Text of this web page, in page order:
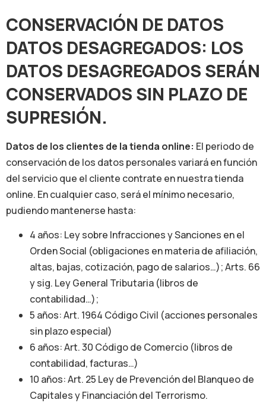
CONSERVACIÓN DE DATOS
DATOS DESAGREGADOS: LOS
DATOS DESAGREGADOS SERÁN
CONSERVADOS SIN PLAZO DE
SUPRESIÓN.
Datos de los clientes de la tienda online: El periodo de
conservación de los datos personales variará en función
del servicio que el cliente contrate en nuestra tienda
online. En cualquier caso, será el mínimo necesario,
pudiendo mantenerse hasta:
4 años: Ley sobre Infracciones y Sanciones en el
Orden Social (obligaciones en materia de afiliación,
altas, bajas, cotización, pago de salarios…); Arts. 66
y sig. Ley General Tributaria (libros de
contabilidad…);
5 años: Art. 1964 Código Civil (acciones personales
sin plazo especial)
6 años: Art. 30 Código de Comercio (libros de
contabilidad, facturas…)
10 años: Art. 25 Ley de Prevención del Blanqueo de
Capitales y Financiación del Terrorismo.